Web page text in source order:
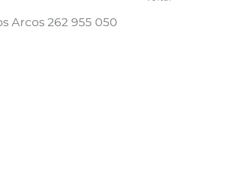
Arcos 262 955 050